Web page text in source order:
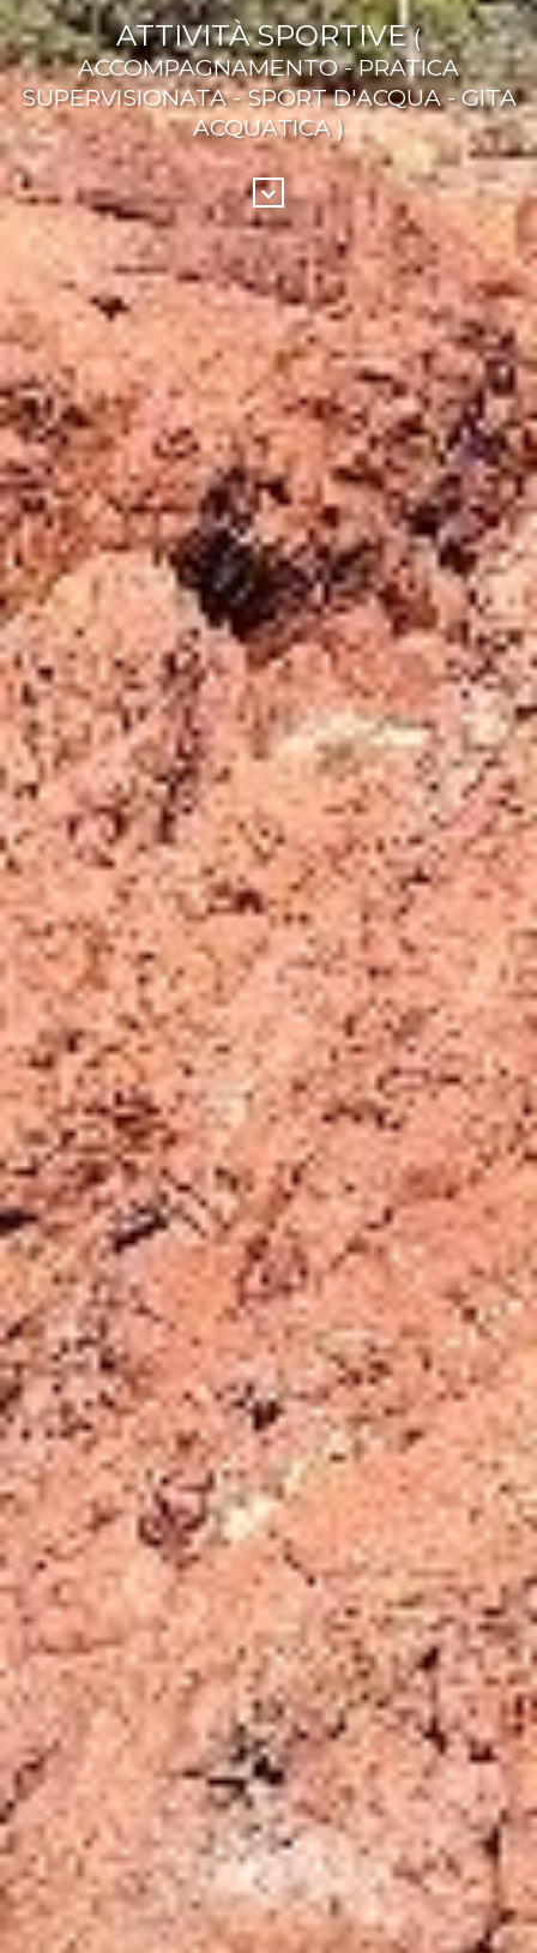
ATTIVITÀ SPORTIVE(
ACCOMPAGNAMENTO - PRATICA
SUPERVISIONATA - SPORT D'ACQUA - GITA
ACQUATICA )